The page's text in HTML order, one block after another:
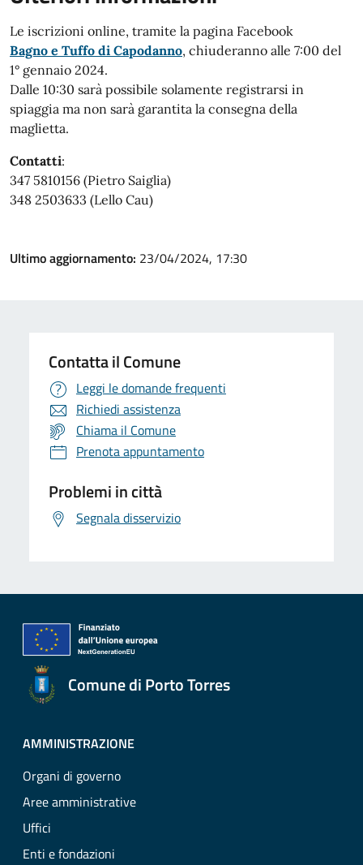
Le iscrizioni online, tramite la pagina Facebook
Bagno e Tuffo di Capodanno, chiuderanno alle 7:00 del
1° gennaio 2024.
Dalle 10:30 sarà possibile solamente registrarsi in
spiaggia ma non sarà garantita la consegna della
maglietta.
Contatti:
347 5810156 (Pietro Saiglia)
348 2503633 (Lello Cau)
Ultimo aggiornamento: 23/04/2024, 17:30
Contatta il Comune
Leggi le domande frequenti
Richiedi assistenza
Chiama il Comune
Prenota appuntamento
Problemi in città
Segnala disservizio
Comune di Porto Torres
AMMINISTRAZIONE
Organi di governo
Aree amministrative
Uffici
Enti e fondazioni